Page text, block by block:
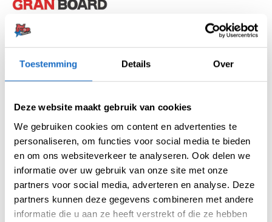
Toestemming Details Over
Deze website maakt gebruik van cookies
We gebruiken cookies om content en advertenties te
personaliseren, om functies voor social media te bieden
en om ons websiteverkeer te analyseren. Ook delen we
informatie over uw gebruik van onze site met onze
partners voor social media, adverteren en analyse. Deze
partners kunnen deze gegevens combineren met andere
informatie die u aan ze heeft verstrekt of die ze hebben
BESCHRIJVING